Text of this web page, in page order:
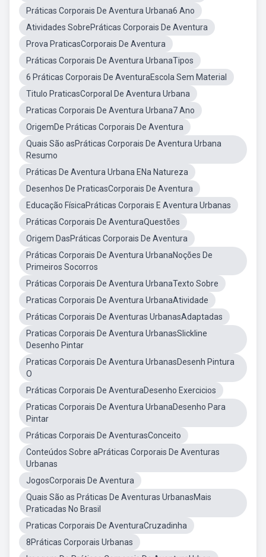
Práticas Corporais De Aventura Urbana6 Ano
Atividades SobrePráticas Corporais De Aventura
Prova PraticasCorporais De Aventura
Práticas Corporais De Aventura UrbanaTipos
6 Práticas Corporais De AventuraEscola Sem Material
Titulo PraticasCorporal De Aventura Urbana
Praticas Corporais De Aventura Urbana7 Ano
OrigemDe Práticas Corporais De Aventura
Quais São asPráticas Corporais De Aventura Urbana
Resumo
Práticas De Aventura Urbana ENa Natureza
Desenhos De PraticasCorporais De Aventura
Educação FísicaPráticas Corporais E Aventura Urbanas
Práticas Corporais De AventuraQuestões
Origem DasPráticas Corporais De Aventura
Práticas Corporais De Aventura UrbanaNoções De
Primeiros Socorros
Práticas Corporais De Aventura UrbanaTexto Sobre
Praticas Corporais De Aventura UrbanaAtividade
Práticas Corporais De Aventuras UrbanasAdaptadas
Praticas Corporais De Aventura UrbanasSlickline
Desenho Pintar
Praticas Corporais De Aventura UrbanasDesenh Pintura
O
Práticas Corporais De AventuraDesenho Exercicios
Praticas Corporais De Aventura UrbanaDesenho Para
Pintar
Práticas Corporais De AventurasConceito
Conteúdos Sobre aPráticas Corporais De Aventuras
Urbanas
JogosCorporais De Aventura
Quais São as Práticas De Aventuras UrbanasMais
Praticadas No Brasil
Praticas Corporais De AventuraCruzadinha
8Práticas Corporais Urbanas